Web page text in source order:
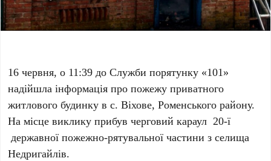
16 червня, о 11:39 до Служби порятунку «101»
надійшла інформація про пожежу приватного
житлового будинку в с. Віхове, Роменського району.
На місце виклику прибув черговий караул 20-ї
державної пожежно-рятувальної частини з селища
Недригайлів.